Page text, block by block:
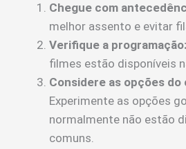
Chegue com
melhor assento e evitar
Verifique a programação:
filmes estão disponíveis
Considere as opções do
Experimente as opções
normalmente não estão
comuns.